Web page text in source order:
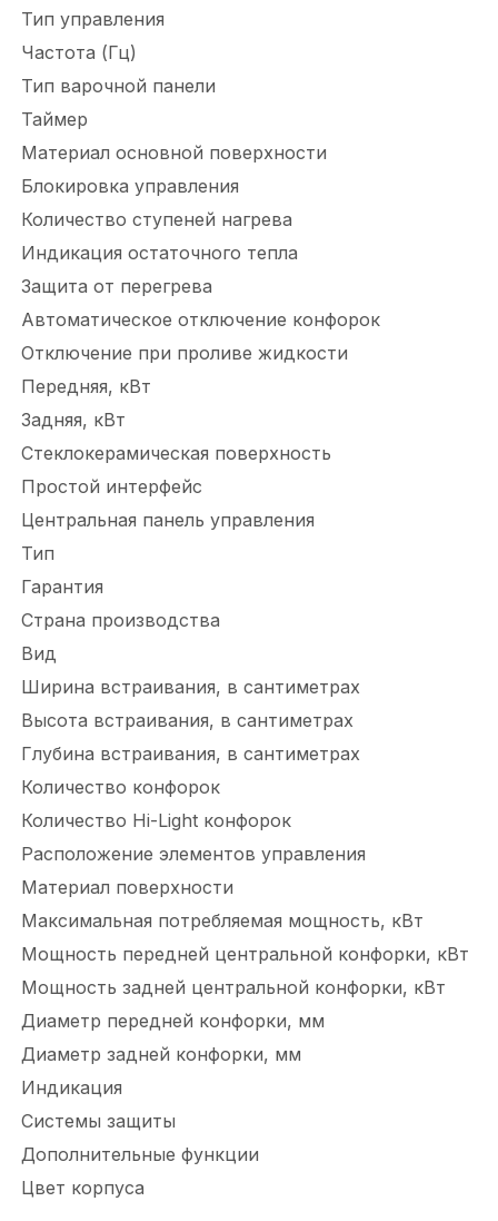
Тип управления
Частота (Гц)
Тип варочной панели
Таймер
Материал основной поверхности
Блокировка управления
Количество ступеней нагрева
Индикация остаточного тепла
Защита от перегрева
Автоматическое отключение конфорок
Отключение при проливе жидкости
Передняя, кВт
Задняя, кВт
Стеклокерамическая поверхность
Простой интерфейс
Центральная панель управления
Тип
Гарантия
Страна производства
Вид
Ширина встраивания, в сантиметрах
Высота встраивания, в сантиметрах
Глубина встраивания, в сантиметрах
Количество конфорок
Количество Hi-Light конфорок
Расположение элементов управления
Материал поверхности
Максимальная потребляемая мощность, кВт
Мощность передней центральной конфорки, кВт
Мощность задней центральной конфорки, кВт
Диаметр передней конфорки, мм
Диаметр задней конфорки, мм
Индикация
Системы защиты
Дополнительные функции
Цвет корпуса